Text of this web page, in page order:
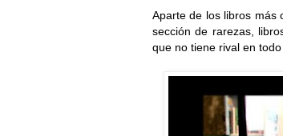
Aparte de los libros más
sección de rarezas,
que no tiene rival en